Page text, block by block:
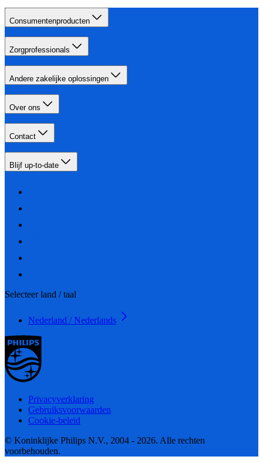
Consumentenproducten
Zorgprofessionals
Andere zakelijke oplossingen
Over ons
Contact
Blijf up-to-date
Selecteer land / taal
Nederland / Nederlands
Privacyverklaring
Gebruiksvoorwaarden
Cookie-beleid
© Koninklijke Philips N.V., 2004 - 2026. Alle rechten
voorbehouden.